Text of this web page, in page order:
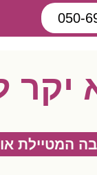
050-
יקר
המטיילת